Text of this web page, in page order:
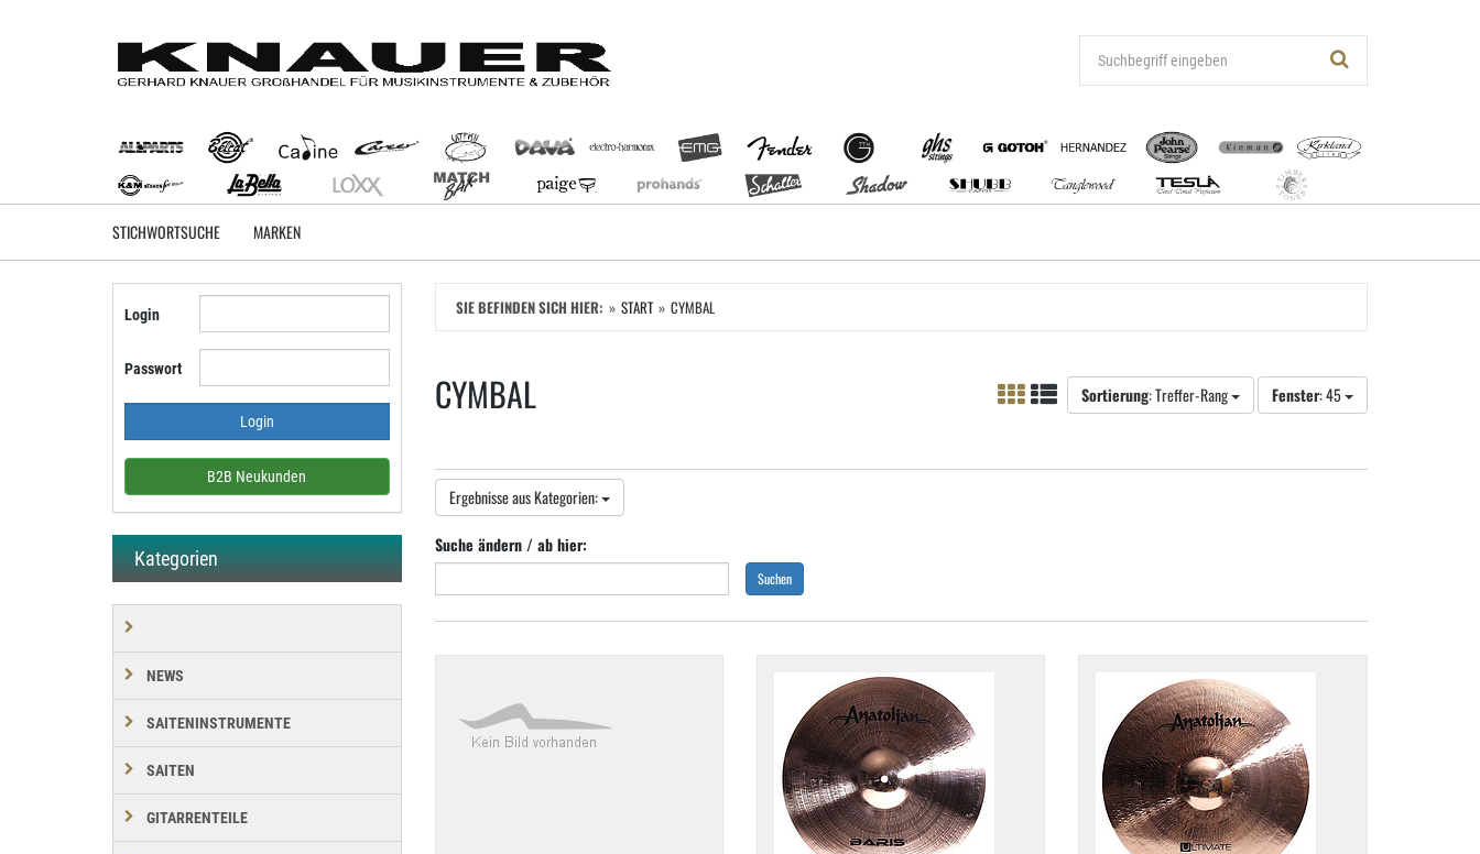
STICHWORTSUCHE MARKEN
SIE BEFINDEN SICH HIER: START CYMBAL
CYMBAL Sortierung: Treffer-Rang Fenster: 45
Ergebnisse aus Kategorien:
Suche ändern / ab hier:
Suchen
Login
Passwort
B2B Neukunden
Kategorien
NEWS
SAITENINSTRUMENTE
SAITEN
GITARRENTEILE